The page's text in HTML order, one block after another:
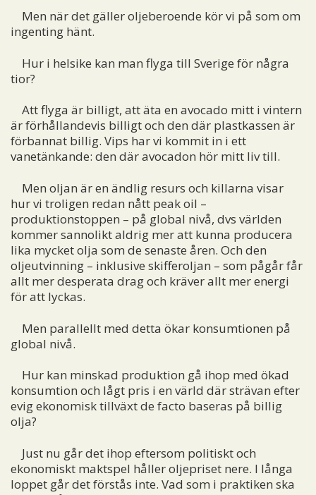
Men när det gäller oljeberoende kör vi på som om
ingenting hänt.
Hur i helsike kan man flyga till Sverige för några
tior?
Att flyga är billigt, att äta en avocado mitt i vintern
är förhållandevis billigt och den där plastkassen är
förbannat billig. Vips har vi kommit in i ett
vanetänkande: den där avocadon hör mitt liv till.
Men oljan är en ändlig resurs och killarna visar
hur vi troligen redan nått peak oil –
produktionstoppen – på global nivå, dvs världen
kommer sannolikt aldrig mer att kunna producera
lika mycket olja som de senaste åren. Och den
oljeutvinning – inklusive skifferoljan – som pågår får
allt mer desperata drag och kräver allt mer energi
för att lyckas.
Men parallellt med detta ökar konsumtionen på
global nivå.
Hur kan minskad produktion gå ihop med ökad
konsumtion och lågt pris i en värld där strävan efter
evig ekonomisk tillväxt de facto baseras på billig
olja?
Just nu går det ihop eftersom politiskt och
ekonomiskt maktspel håller oljepriset nere. I långa
loppet går det förstås inte. Vad som i praktiken ska